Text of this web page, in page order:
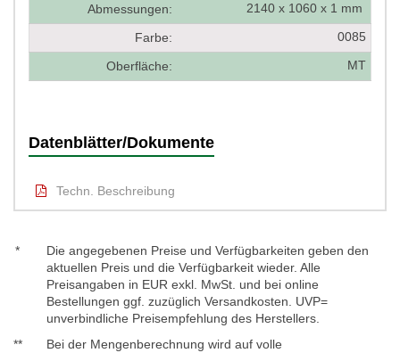
Abmessungen: 2140 x 1060 x 1 mm
Farbe: 0085
Oberfläche: MT
Datenblätter/Dokumente
Techn. Beschreibung
*
Die angegebenen Preise und Verfügbarkeiten geben den
aktuellen Preis und die Verfügbarkeit wieder. Alle
Preisangaben in EUR exkl. MwSt. und bei online
Bestellungen ggf. zuzüglich Versandkosten. UVP=
unverbindliche Preisempfehlung des Herstellers.
**
Bei der Mengenberechnung wird auf volle